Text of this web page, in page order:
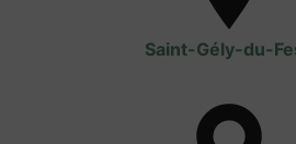
Saint-Gély-du-